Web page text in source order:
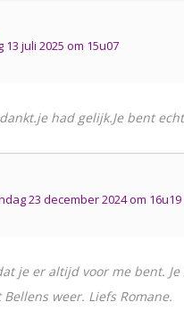
juli 2025 om 15u07
had gelijk.Je bent
23 december 2024 om
je er altijd voor me bent.
weer. Liefs Romane.